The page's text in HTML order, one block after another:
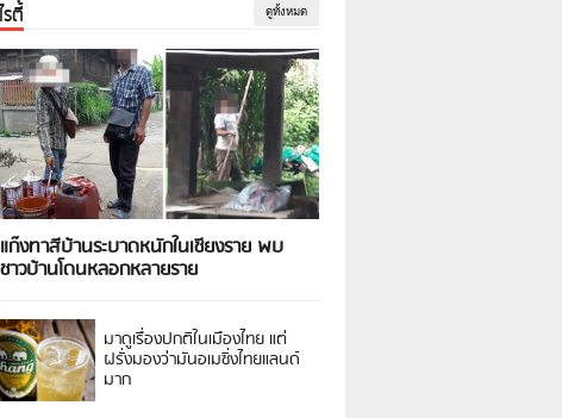
รตี้ ดูทั้งหมด
แก๊งทาสีบ้านระบาดหนักในเชียงราย พบ
ชาวบ้านโดนหลอกหลายราย
มาดูเรื่องปกติในเมืองไทย แต่
ฝรั่งมองว่ามันอเมซิ่งไทยแลนด์
มาก